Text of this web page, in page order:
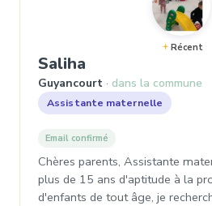
Récent
Saliha
Guyancourt dans la commune
Assistante maternelle
Email confirmé
Chères parents, Assistante
plus de 15 ans d'aptitude à la
d'enfants de tout âge, je